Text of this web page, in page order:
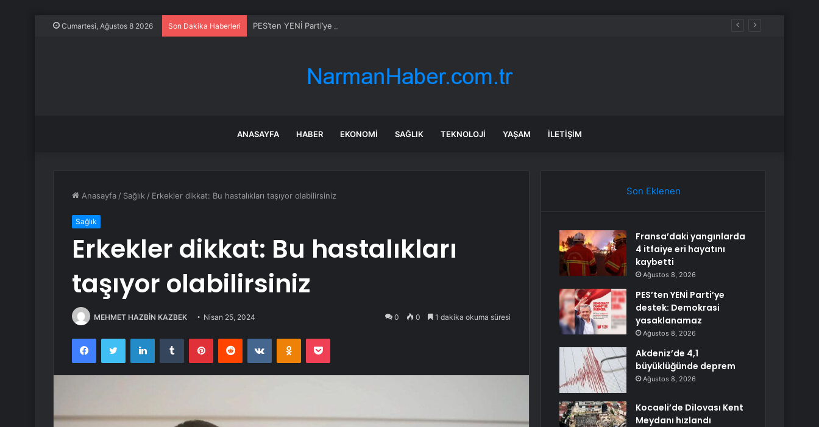
Cumartesi, Ağustos 8 2026 Son Dakika Haberleri PES’ten YENİ Parti’ye destek: Demokrasi yasaklanamaz
ANASAYFA HABER EKONOMI SAĞLIK TEKNOLOJI YAŞAM İLETIŞIM
Anasayfa / Sağlık / Erkekler dikkat: Bu hastalıkları taşıyor olabilirsiniz
Sağlık
Erkekler dikkat: Bu hastalıkları
taşıyor olabilirsiniz
MEHMET HAZBİN KAZBEK Nisan 25, 2024 0 0 1 dakika okuma süresi
FacebookTwitter LinkedInTumblr PinterestReddit VKontakteOdnoklassniki
Pocket
Son Eklenen
Fransa’daki yangınlarda
4 itfaiye eri hayatını
kaybetti
Ağustos 8, 2026
PES’ten YENİ Parti’ye
destek: Demokrasi
yasaklanamaz
Ağustos 8, 2026
Akdeniz’de 4,1
büyüklüğünde deprem
Ağustos 8, 2026
Kocaeli’de Dilovası Kent
Meydanı hızlandı